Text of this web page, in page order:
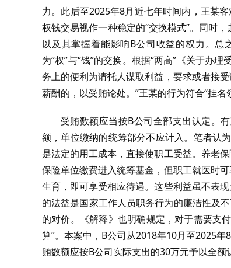
力。此后至2025年8月近七年时间内，王某
权钱交易视作一种稳定的“交换模式”。同时
以及其掌握着能影响B公司收益的权力。
为“权”与“钱”的交换。根据“两高”《关于办
务上的便利为请托人谋取利益，要求或者接
薪酬的，以受贿论处。”王某的行为符合“挂名
受贿数额应当按B公司全部支出认定。
额，单位缴纳的统筹部分不应计入。笔者认
是法定的用工成本，直接使职工受益。养老
保险单位缴费进入统筹基金，但职工就医时
生育，即可享受相应待遇。这些利益虽不表
的法益是国家工作人员职务行为的廉洁性及
的对价。《解释》也明确规定，对于需要支
算”。本案中，B公司从2018年10月至2025
贿数额应按B公司实际支出的30万元予以全额